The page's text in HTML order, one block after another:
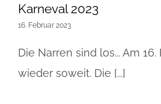
Karneval 2023
16. Februar 2023
Die Narren sind los... Am
wieder soweit. Die [...]